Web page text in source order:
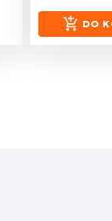
DO